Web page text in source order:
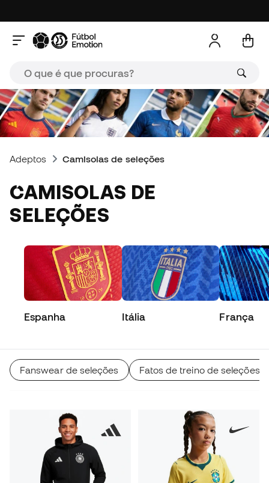
Adeptos Camisolas de seleções
CAMISOLAS DE
SELEÇÕES
Espanha Itália França
Fanswear de seleções Fatos de treino de seleções